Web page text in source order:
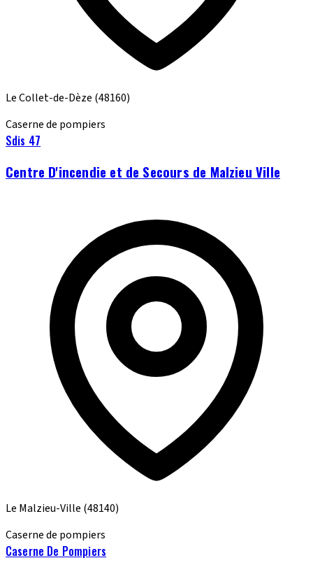
Le Collet-de-Dèze (48160)
Caserne de pompiers
Sdis 47
Centre D'incendie et de Secours de Malzieu Ville
Le Malzieu-Ville (48140)
Caserne de pompiers
Caserne De Pompiers